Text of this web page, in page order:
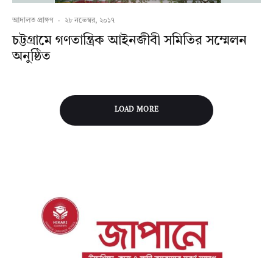
আদালত প্রাঙ্গণ · ২৮ নভেম্বর, ২০১৭
চট্টগ্রামে গণতান্ত্রিক আইনজীবী সমিতির সম্মেলন
অনুষ্ঠিত
LOAD MORE